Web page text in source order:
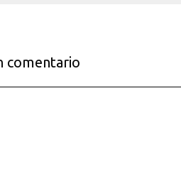
comentario